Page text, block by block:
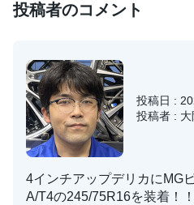
投稿者のコメント
投稿日 :
投稿者 :
4インチアップデリカにMG
A/T4の245/75R16を装着！！